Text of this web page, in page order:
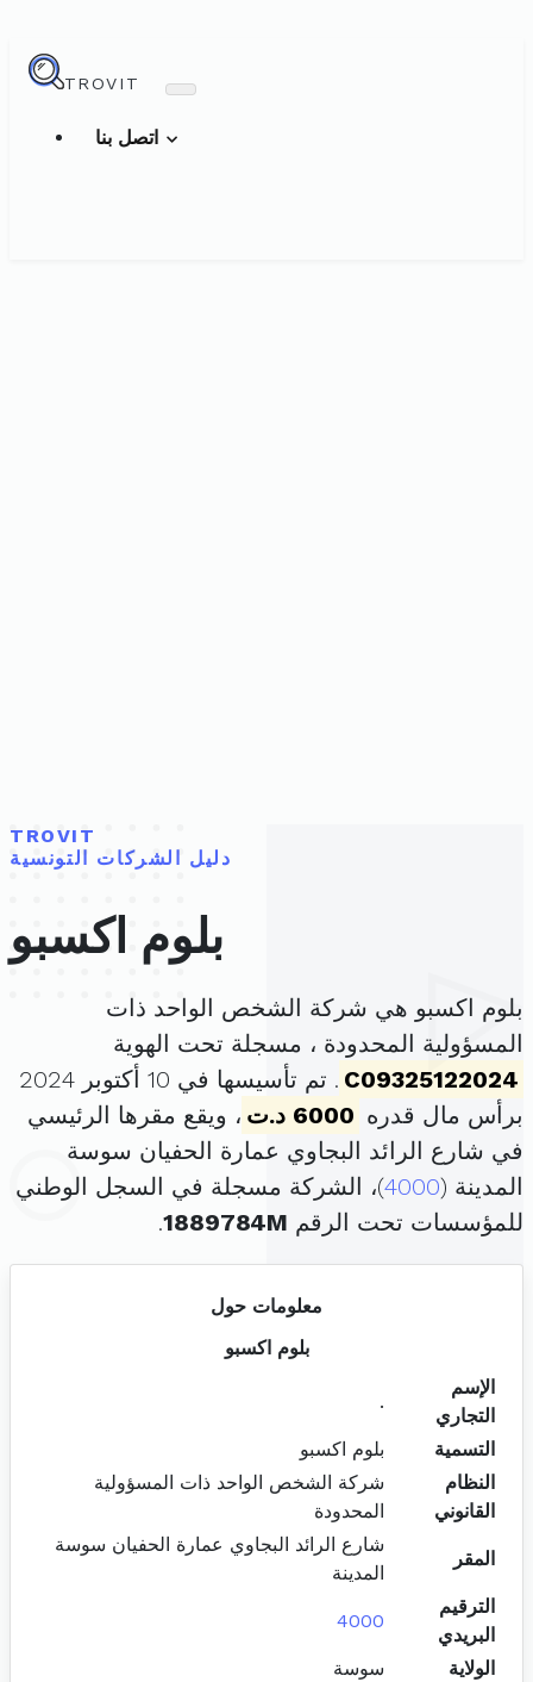
TROVIT
TROVIT
دليل الشركات التونسية
بلوم اكسبو
بلوم اكسبو هي شركة الشخص الواحد ذات
المسؤولية المحدودة ، مسجلة تحت الهوية
C09325122024
. تم تأسيسها في 10 أكتوبر 2024
برأس مال قدره 6000 د.ت
، ويقع مقرها الرئيسي
في شارع الرائد البجاوي عمارة الحفيان سوسة
المدينة (4000)، الشركة مسجلة في السجل الوطني
للمؤسسات تحت الرقم 1889784M
.
معلومات حول
بلوم اكسبو
الإسم
التجاري
.
التسمية
بلوم اكسبو
النظام
القانوني
شركة الشخص الواحد ذات المسؤولية
المحدودة
المقر
شارع الرائد البجاوي عمارة الحفيان سوسة
المدينة
الترقيم
البريدي
4000
الولاية سوسة